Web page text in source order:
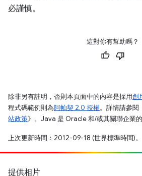
必謹慎。
這對你有幫助嗎？
除非另有註明，否則本頁面中的內容是採用創
程式碼範例則為阿帕契 2.0 授權。詳情請參閱
站政策》。Java 是 Oracle 和/或其關聯企業的
上次更新時間：2012-09-18 (世界標準時間)。
提供相片